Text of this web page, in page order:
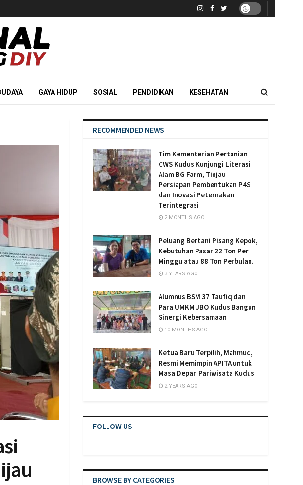
GAYA HIDUP SOSIAL PENDIDIKAN KESEHATAN
RECOMMENDED NEWS
Tim Kementerian Pertanian
CWS Kudus Kunjungi Literasi
Alam BG Farm, Tinjau
Persiapan Pembentukan P4S
dan Inovasi Peternakan
Terintegrasi
2 MONTHS AGO
Peluang Bertani Pisang Kepok,
Kebutuhan Pasar 22 Ton Per
Minggu atau 88 Ton Perbulan.
3 YEARS AGO
Alumnus BSM 37 Taufiq dan
Para UMKM JBO Kudus Bangun
Sinergi Kebersamaan
10 MONTHS AGO
Ketua Baru Terpilih, Mahmud,
Resmi Memimpin APITA untuk
Masa Depan Pariwisata Kudus
2 YEARS AGO
FOLLOW US
BROWSE BY CATEGORIES